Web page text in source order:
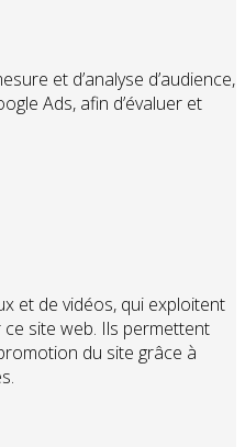
et d’analyse d’audience,
Ads, afin d’évaluer et
et de vidéos, qui exploitent
site web. Ils permettent
du site grâce à